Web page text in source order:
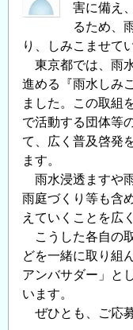
害に備え
るため、
り、しみこませて
東京都では、雨
進める『雨水しみ
ました。この取組
で活動する団体等
て、広く普及啓発
ます。
雨水浸透ますや
雨庭づくり等も含
えていくことを広
こうした各自の
どを一緒に取り組
アンバサダー」と
います。
ぜひとも、ご応